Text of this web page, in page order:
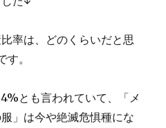
率は、どのくらいだと思
。
とも言われていて、「メ
」は今や絶滅危惧種にな